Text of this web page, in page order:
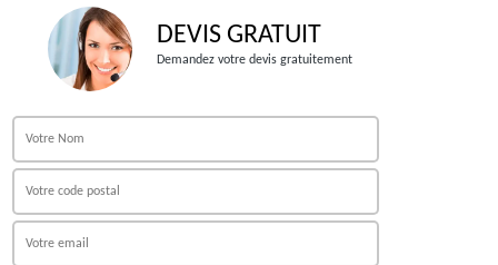
DEVIS GRATUIT
Demandez votre devis gratuitement